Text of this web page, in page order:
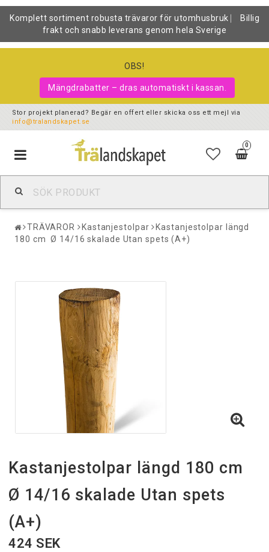
Komplett sortiment robusta trävaror för utomhusbruk ⎸ Billig
frakt och snabb leverans genom hela Sverige
OBS!
Mängdrabatter – dras automatiskt i kassan.
Stor projekt planerad? Begär en offert eller skicka oss ett mejl via
info@tralandskapet.se
0
Toggle
navigation
TRÄVAROR Kastanjestolpar
Kastanjestolpar längd
180 cm Ø 14/16 skalade Utan spets (A+)
Kastanjestolpar längd 180 cm
Ø 14/16 skalade Utan spets
(A+)
424 SEK